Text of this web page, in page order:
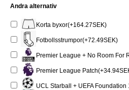
Andra alternativ
Korta byxor(+164.27SEK)
Fotbollsstrumpor(+72.49SEK)
Premier League + No Room For
Premier League
UCL Starball + UEFA